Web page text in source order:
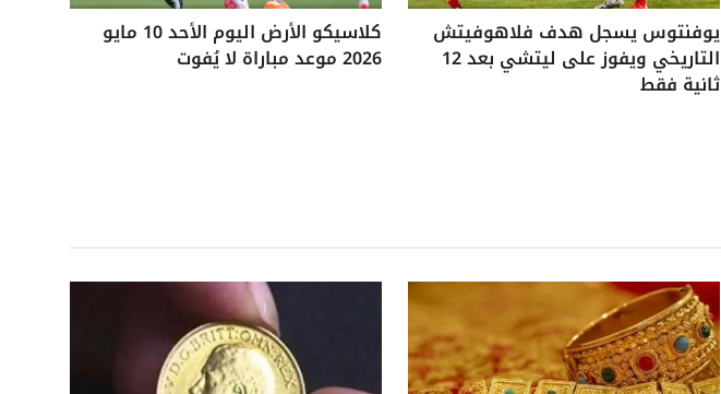
يوفنتوس يسجل هدف فلاهوفيتش
التاريخي ويفوز على ليتشي بعد 12
ثانية فقط
كلاسيكو الأرض اليوم الأحد 10 مايو
2026 موعد مباراة لا يُفوت